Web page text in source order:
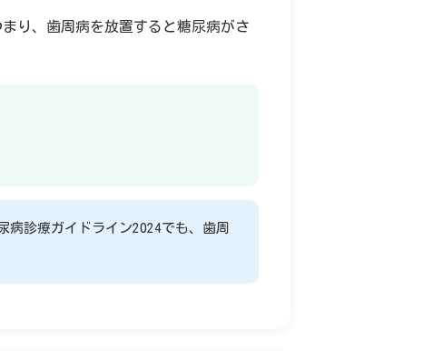
り、歯周病を放置すると糖尿病がさ
病診療ガイドライン2024でも、歯周